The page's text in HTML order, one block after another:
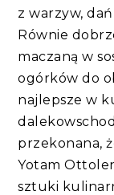
z warzyw,
Równie
maczaną w
ogórków do
najlepsze w
przekonana,
Yotam
sztuki